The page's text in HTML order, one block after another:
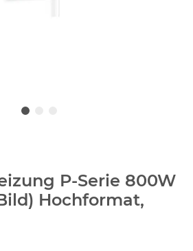
P-Serie 800W
Hochformat,